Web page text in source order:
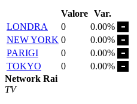
Valore Var.
LONDRA
0
0.00%
NEW YORK 0
0.00%
PARIGI
0
0.00%
TOKYO
0
0.00%
Network Rai
TV